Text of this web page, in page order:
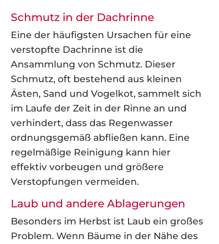
Schmutz in der Dachrinne
Eine der häufigsten Ursachen für eine
verstopfte Dachrinne ist die
Ansammlung von Schmutz. Dieser
Schmutz, oft bestehend aus kleinen
Ästen, Sand und Vogelkot, sammelt sich
im Laufe der Zeit in der Rinne an und
verhindert, dass das Regenwasser
ordnungsgemäß abfließen kann. Eine
regelmäßige Reinigung kann hier
effektiv vorbeugen und größere
Verstopfungen vermeiden.
Laub und andere Ablagerungen
Besonders im Herbst ist Laub ein großes
Problem. Wenn Bäume in der Nähe des